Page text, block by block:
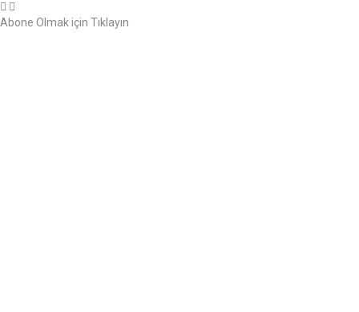
Abone Olmak için Tıklayın